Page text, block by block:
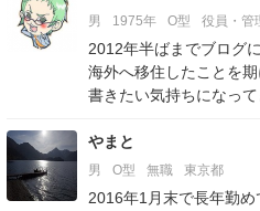
男 1975年 O型 役員・管
2012年半ばまでブログ
海外へ移住したことを
書きたい気持ちになって
やまと
男 O型 無職 東京都
2016年1月末で長年勤